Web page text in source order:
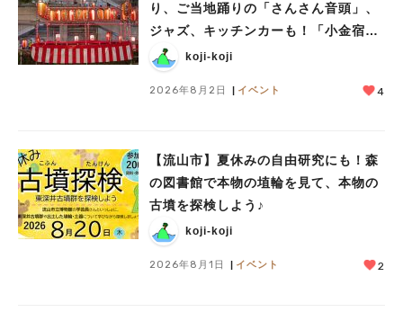
り、ご当地踊りの「さんさん音頭」、
ジャズ、キッチンカーも！「小金宿ま
つり」8/28-30開催！
koji-koji
2026年8月2日 イベント 4
【流山市】夏休みの自由研究にも！森
の図書館で本物の埴輪を見て、本物の
古墳を探検しよう♪
koji-koji
2026年8月1日 イベント 2